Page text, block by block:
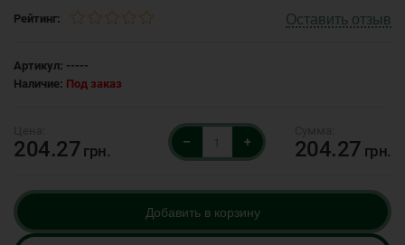
Рейтинг: Оставить отзыв
Артикул: -----
Наличие: Под заказ
204.27 грн.
– + 204.27 грн.
Добавить в корзину